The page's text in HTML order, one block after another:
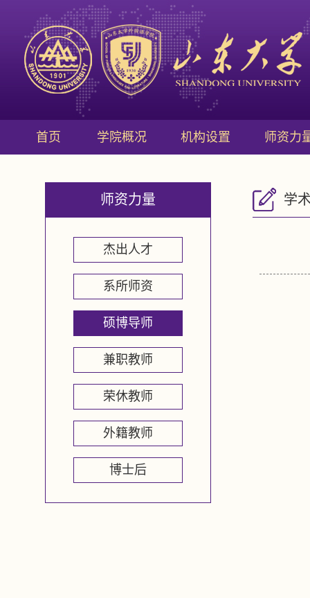
首页 学院概况 机构设置 师资力
师资力量
杰出人才
系所师资
硕博导师
兼职教师
荣休教师
外籍教师
博士后
学